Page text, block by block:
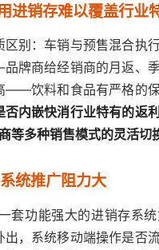
进销存难以覆盖行业
别：车销与预售混合执
牌商给经销商的月返、
——饮料和食品有严格的
内嵌快消行业特有的返
等多种销售模式的灵活切
统推广阻力大
套功能强大的进销存系
，系统移动端操作是否